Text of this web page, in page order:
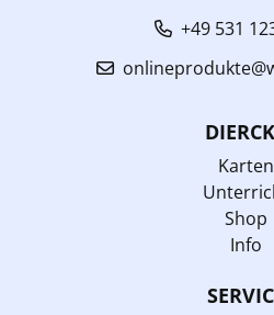
+49 531
Karten
Shop
Info